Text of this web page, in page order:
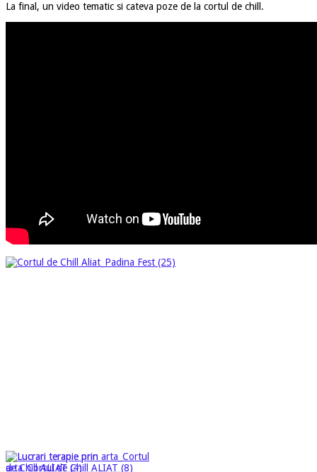
La final, un video tematic si cateva poze de la cortul de chill.